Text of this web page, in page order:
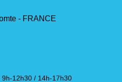
- FRANCE
9h-12h30 / 14h-17h30